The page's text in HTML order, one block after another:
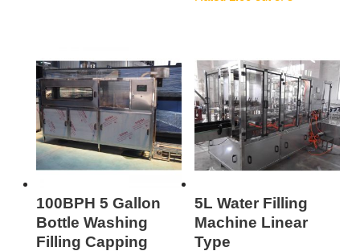
100BPH 5 Gallon
Bottle Washing
Filling Capping
5L Water Filling
Machine Linear
Type